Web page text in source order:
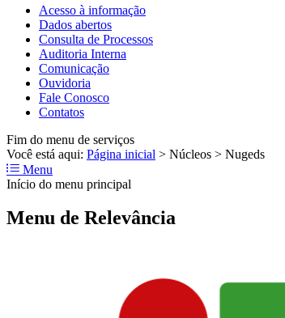
Acesso à informação
Dados abertos
Consulta de Processos
Auditoria Interna
Comunicação
Ouvidoria
Fale Conosco
Contatos
Fim do menu de serviços
Você está aqui: Página inicial > Núcleos > Nugeds
Menu
Início do menu principal
Menu de Relevância